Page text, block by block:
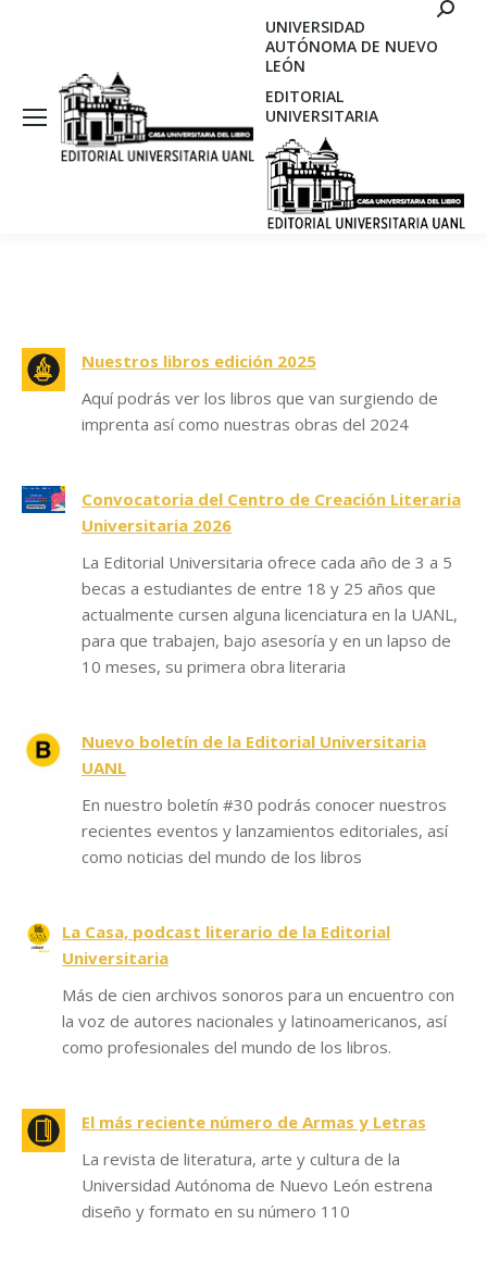
UNIVERSIDAD
AUTÓNOMA DE NUEVO
LEÓN
EDITORIAL
UNIVERSITARIA
Nuestros libros edición 2025
Aquí podrás ver los libros que van surgiendo de
imprenta así como nuestras obras del 2024
Convocatoria del Centro de Creación Literaria
Universitaria 2026
La Editorial Universitaria ofrece cada año de 3 a 5
becas a estudiantes de entre 18 y 25 años que
actualmente cursen alguna licenciatura en la UANL,
para que trabajen, bajo asesoría y en un lapso de
10 meses, su primera obra literaria
Nuevo boletín de la Editorial Universitaria
UANL
En nuestro boletín #30 podrás conocer nuestros
recientes eventos y lanzamientos editoriales, así
como noticias del mundo de los libros
La Casa, podcast literario de la Editorial
Universitaria
Más de cien archivos sonoros para un encuentro con
la voz de autores nacionales y latinoamericanos, así
como profesionales del mundo de los libros.
El más reciente número de Armas y Letras
La revista de literatura, arte y cultura de la
Universidad Autónoma de Nuevo León estrena
diseño y formato en su número 110